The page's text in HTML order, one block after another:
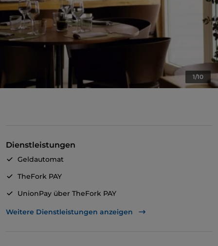
1/10
Dienstleistungen
Geldautomat
TheFork PAY
UnionPay über TheFork PAY
Visa
Weitere Dienstleistungen anzeigen